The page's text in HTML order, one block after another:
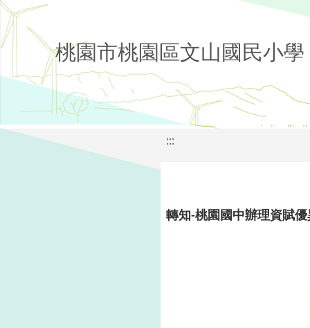
桃園市桃園區文山國民小學
:::
轉知-桃園國中辦理資賦